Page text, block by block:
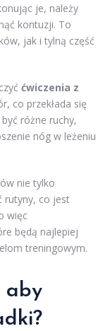
je, należy
kontuzji. To
jak i tylną część
ćwiczenia z
co przekłada się
różne ruchy,
nóg w leżeniu
nie tylko
rutyny, co jest
więc
będą najlepiej
treningowym.
aby